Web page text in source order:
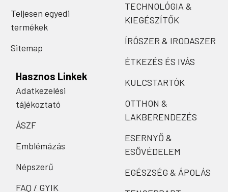
Teljesen egyedi
termékek
Sitemap
Hasznos Linkek
Adatkezelési
tájékoztató
ÁSZF
Emblémázás
Népszerű
FAQ / GYIK
TECHNOLÓGIA &
KIEGÉSZÍTŐK
ÍRÓSZER & IRODASZER
ÉTKEZÉS ÉS IVÁS
KULCSTARTÓK
OTTHON &
LAKBERENDEZÉS
ESERNYŐ &
ESŐVÉDELEM
EGÉSZSÉG & ÁPOLÁS